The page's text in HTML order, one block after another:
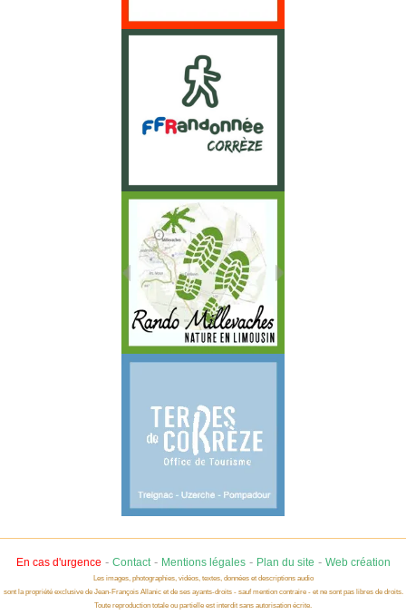
En cas d'urgence - Contact- Mentions légales- Plan du site - Web création
Les images, photographies, vidéos, textes, données et descriptions audio
sont la propriété exclusive de Jean-François Allanic et de ses ayants-droits - sauf mention contraire - et ne sont pas libres de droits.
Toute reproduction totale ou partielle est interdit sans autorisation écrite.